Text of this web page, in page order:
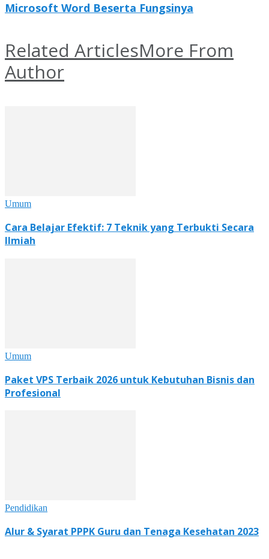
Microsoft Word Beserta Fungsinya
Related ArticlesMore From
Author
Umum
Cara Belajar Efektif: 7 Teknik yang Terbukti Secara
Ilmiah
Umum
Paket VPS Terbaik 2026 untuk Kebutuhan Bisnis dan
Profesional
Pendidikan
Alur & Syarat PPPK Guru dan Tenaga Kesehatan 2023